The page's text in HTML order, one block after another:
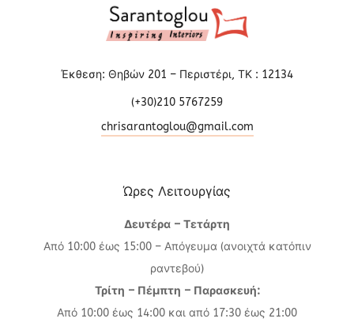
Έκθεση: Θηβών 201 – Περιστέρι, ΤΚ : 12134
(+30)210 5767259
chrisarantoglou@gmail.com
Ώρες Λειτουργίας
Δευτέρα – Τετάρτη
Από 10:00 έως 15:00 – Απόγευμα (ανοιχτά κατόπιν
ραντεβού)
Τρίτη – Πέμπτη – Παρασκευή:
Από 10:00 έως 14:00 και από 17:30 έως 21:00